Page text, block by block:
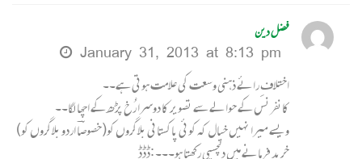
فضل دین
January 31, 2013 at 8:13 pm
اختلافِ رائے ذہنی وسعت کی علامت ہوتی ہے۔۔
کانفرنس کے حوالے سے تصویر کا دوسرا رُخ پڑھ کے اچھا لگا۔۔
ویسے میرا نہیں خیال کہ کوئی پاکستانی بلاگروں کو(خصوصاؔ اردو بلاگروں کو)
خرید فرمانے میں دلچسپی رکھتا ہو۔۔۔ :ڈڈڈ